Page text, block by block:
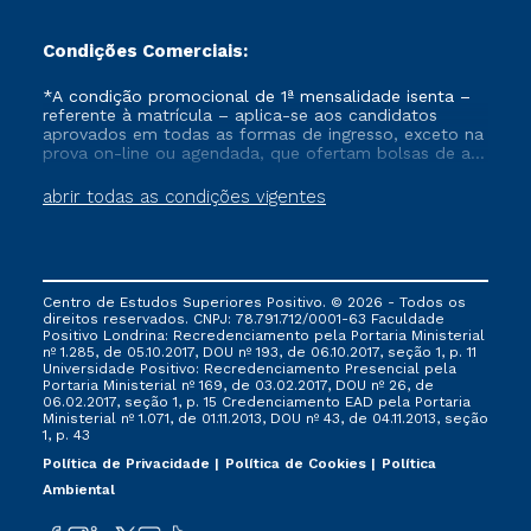
Condições Comerciais:
abrir todas as condições vigentes
*A condição promocional de 1ª mensalidade isenta –
referente à matrícula – aplica-se aos candidatos
aprovados em todas as formas de ingresso, exceto na
prova on-line ou agendada, que ofertam bolsas de até
vigente, que ainda não tenham efetivado e/ou não
tenham cancelado ou trancado sua matrícula em uma
via FIES, Prouni e outros programas governamentais, e
não se acumula com nenhuma outra campanha
ofertada pela Instituição.
Centro de Estudos Superiores Positivo. © 2026 - Todos os
direitos reservados. CNPJ: 78.791.712/0001-63 Faculdade
Positivo Londrina: Recredenciamento pela Portaria Ministerial
nº 1.285, de 05.10.2017, DOU nº 193, de 06.10.2017, seção 1, p. 11
Universidade Positivo: Recredenciamento Presencial ​pela
Portaria Ministerial nº 169, de 03.02.2017, DOU nº 26, de
06.02.2017, seção 1, p. 15 Credenciamento EAD pela Portaria
Ministerial nº 1.071, de 01.11.2013, DOU nº 43, de 04.11.2013, seção
1, p. 43
Política de Privacidade
Política de Cookies
Política
Ambiental